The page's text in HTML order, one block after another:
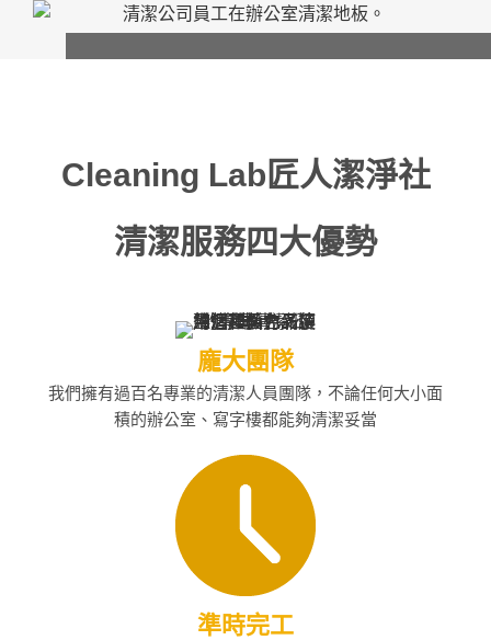
Cleaning Lab匠人潔淨社
清潔服務四大優勢
龐大團隊
我們擁有過百名專業的清潔人員團隊，不論任何大小面
積的辦公室、寫字樓都能夠清潔妥當
準時完工